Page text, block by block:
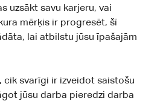
uzsākt savu karjeru, vai
mērķis ir progresēt, šī
lai atbilstu jūsu īpašajām
cik svarīgi ir izveidot saistošu
jūsu darba pieredzi darba